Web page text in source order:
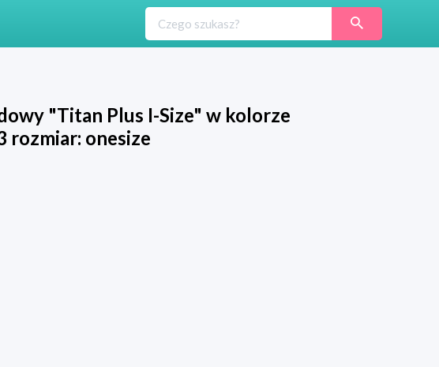
"Titan Plus I-Size" w kolorze
onesize